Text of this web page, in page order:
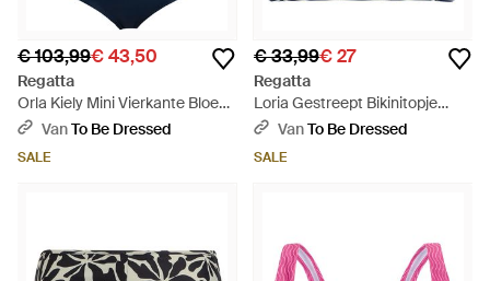
€ 103,99€ 43,50
Regatta
Orla Kiely Mini Vierkante Bloem
Reversible Bikini Set - Blauw
VanTo Be Dressed
SALE
€ 33,99€ 27
Regatta
Loria Gestreept Bikinitopje
(Marine, Wit) - Blauw
VanTo Be Dressed
SALE